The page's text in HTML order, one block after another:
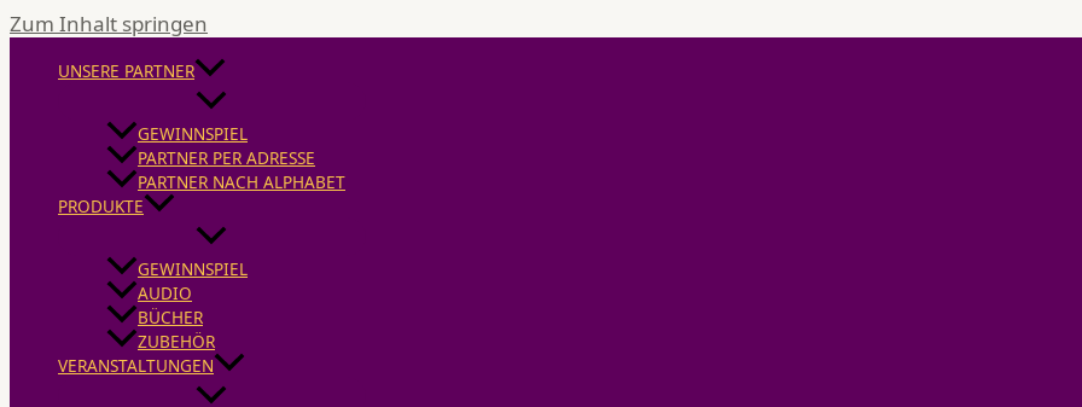
Zum Inhalt springen
UNSERE PARTNER
GEWINNSPIEL
PARTNER PER ADRESSE
PARTNER NACH ALPHABET
PRODUKTE
GEWINNSPIEL
AUDIO
BÜCHER
ZUBEHÖR
VERANSTALTUNGEN